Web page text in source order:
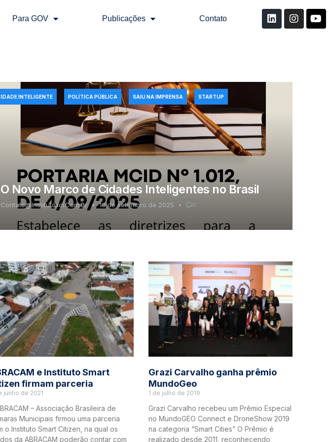
Para GOV Publicações Contato
O Novo Marco de Cidades Inteligentes no Brasil
Contato@institutolici.com.br 16 de setembro de 2025 0
INTELIGENTE POLÍTICA PÚBLICA SAIU NA IMPRENSA STARTUP
e Instituto Smart
firmam parceria
junho de 2021
– Associação Brasileira de
Municipais firmou uma parceria
o Instituto Smart Citizen, na qual os
da ABRACAM poderão contar com
Grazi Carvalho ganha prêmio
MundoGeo
1 de julho de 2019
Grazi Carvalho recebeu um Prêmio Especial
no MundoGEO Connect e DroneShow 2019
na categoria “Smart Cities” O Prêmio é
realizado desde 2011, reconhecendo